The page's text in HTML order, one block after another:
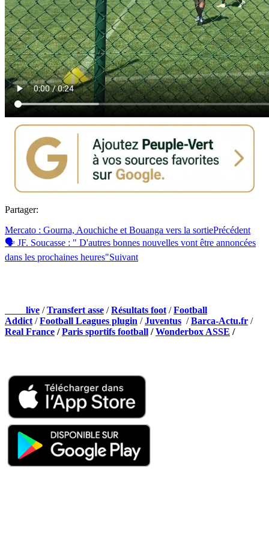
Partager:
Mercato : Gourna, Aouchiche et Bouanga vers la sortiePrécédent
🗣 JF. Soucasse : " D'autres bonnes nouvelles vont être annoncées
dans les prochaines heures"Suivant
live /Transfert asse /Résultats foot /Football
Addict /Football Leagues plugin /Juventus /Barca-Actu.fr /
Real France /Paris sportifs football /Wonderbox ASSE /